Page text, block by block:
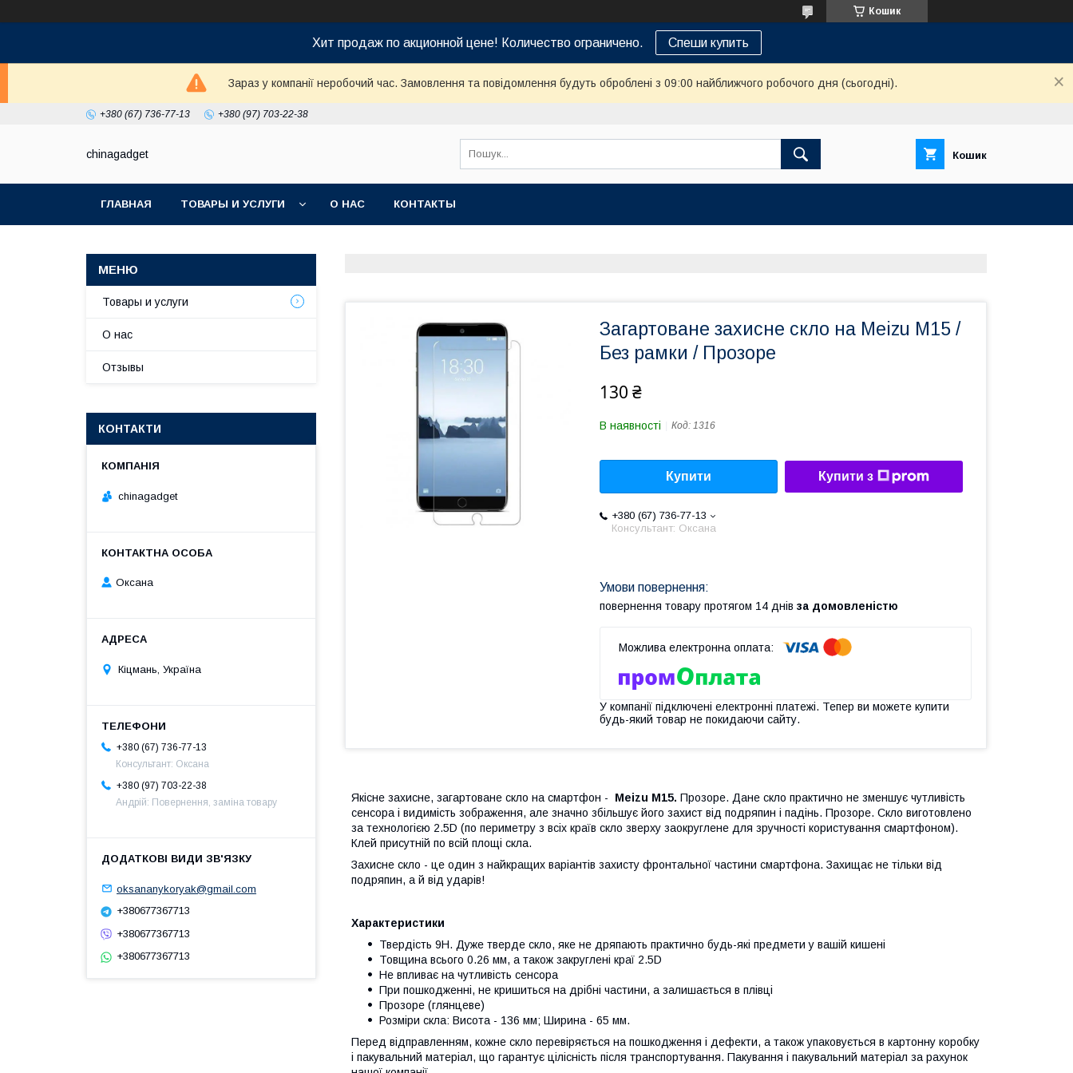
Кошик
Хит продаж по акционной цене! Количество ограничено. Спеши купить
Зараз у компанії неробочий час. Замовлення та повідомлення будуть оброблені з 09:00 найближчого робочого дня (сьогодні).
+380 (67) 736-77-13 +380 (97) 703-22-38
chinagadget Кошик
ГЛАВНАЯ ТОВАРЫ И УСЛУГИ О НАС КОНТАКТЫ
Загартоване захисне скло на Meizu M15 /
Без рамки / Прозоре
130 ₴
В наявності Код: 1316
Купити Купити з
+380 (67) 736-77-13
Консультант: Оксана
повернення товару протягом 14 днів за домовленістю
У компанії підключені електронні платежі. Тепер ви можете купити
будь-який товар не покидаючи сайту.
Якісне захисне, загартоване скло на смартфон - Meizu M15. Прозоре. Дане скло практично не зменшує чутливість
сенсора і видимість зображення, але значно збільшує його захист від подряпин і падінь. Прозоре. Скло виготовлено
за технологією 2.5D (по периметру з всіх країв скло зверху заокруглене для зручності користування смартфоном).
Клей присутній по всій площі скла.
Захисне скло - це один з найкращих варіантів захисту фронтальної частини смартфона. Захищає не тільки від
подряпин, а й від ударів!
Характеристики
Твердість 9H. Дуже тверде скло, яке не дряпають практично будь-які предмети у вашій кишені
Товщина всього 0.26 мм, а також закруглені краї 2.5D
Не впливає на чутливість сенсора
При пошкодженні, не кришиться на дрібні частини, а залишається в плівці
Прозоре (глянцеве)
Розміри скла: Висота - 136 мм; Ширина - 65 мм.
Перед відправленням, кожне скло перевіряється на пошкодження і дефекти, а також упаковується в картонну коробку
і пакувальний матеріал, що гарантує цілісність після транспортування. Пакування і пакувальний матеріал за рахунок
Товары и услуги
О нас
Отзывы
КОНТАКТИ
chinagadget
Оксана
Кіцмань, Україна
+380 (67) 736-77-13
Консультант: Оксана
+380 (97) 703-22-38
Андрій: Повернення, заміна товару
oksananykoryak@gmail.com
+380677367713
+380677367713
+380677367713